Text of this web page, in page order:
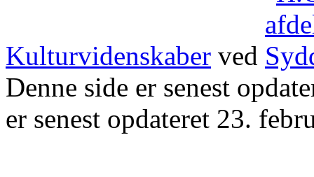
Kulturvidenskaber ved
Denne side er senest
er senest opdateret 23.